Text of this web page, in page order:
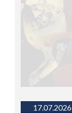
17.07.2026